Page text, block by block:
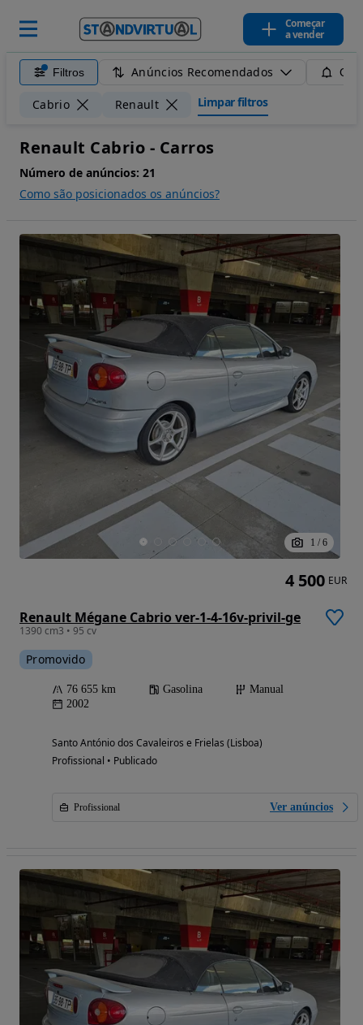
Começar
a vender
Filtros Anúncios Recomendados
Cabrio Renault Limpar filtros
Renault Cabrio - Carros
Número de anúncios: 21
Como são posicionados os anúncios?
1 / 6
Renault Mégane Cabrio ver-1-4-16v-privil-ge
1390 cm3 • 95 cv
Promovido
76 655 km Gasolina
Manual
2002
Santo António dos Cavaleiros e Frielas (Lisboa)
Profissional • Publicado
Profissional Ver anúncios
4 500 EUR